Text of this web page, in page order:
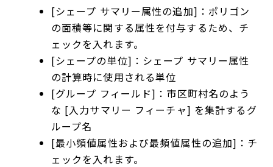
[シェープ サマリー属性の追加]：ポリゴン
の面積等に関する属性を付与するため、チ
ェックを入れます。
[シェープの単位]：シェープ サマリー属性
の計算時に使用される単位
[グループ フィールド]：市区町村名のよう
な [入力サマリー フィーチャ] を集計するグ
ループ名
[最小頻値属性および最頻値属性の追加]：チ
ェックを入れます。